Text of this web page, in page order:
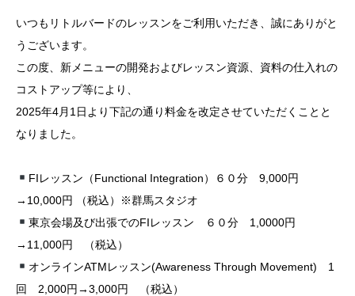
いつもリトルバードのレッスンをご利用いただき、誠にありがと
うございます。
この度、新メニューの開発およびレッスン資源、資料の仕入れの
コストアップ等により、
2025年4月1日より下記の通り料金を改定させていただくことと
なりました。
FIレッスン（Functional Integration）６０分 9,000円
→10,000円 （税込）※群馬スタジオ
東京会場及び出張でのFIレッスン ６０分 1,0000円
→11,000円 （税込）
オンラインATMレッスン(Awareness Through Movement) 1
回 2,000円→3,000円 （税込）